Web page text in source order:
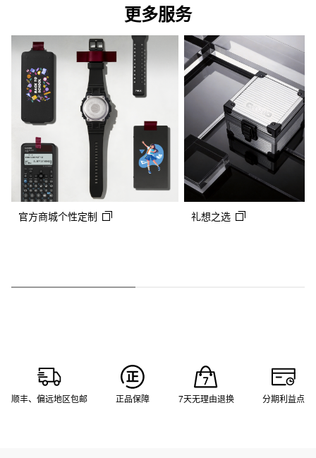
更多服务
官方商城个性定制 礼想之选
顺丰、偏远地区包邮 正品保障 7天无理由退换 分期利益点